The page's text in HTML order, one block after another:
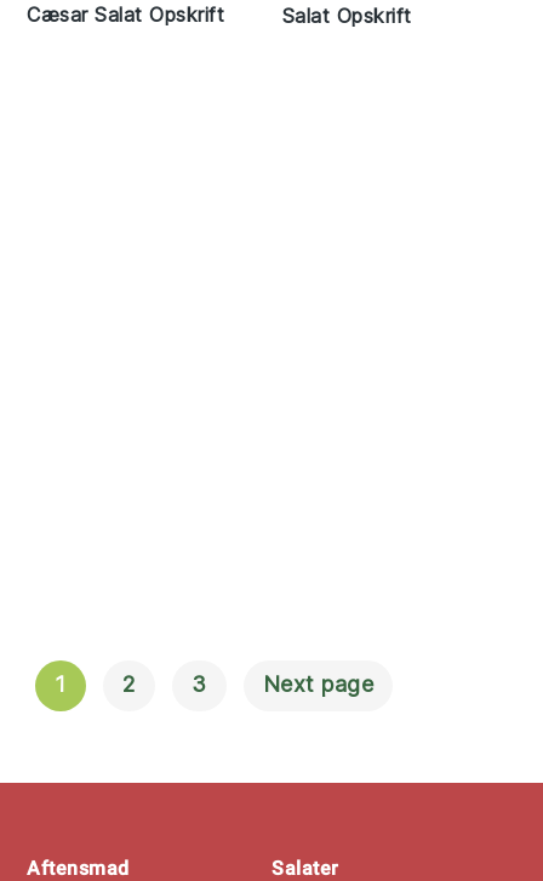
Cæsar Salat Opskrift Salat Opskrift
Navigation
1 2 3 Next page
Footer
Aftensmad
Salater